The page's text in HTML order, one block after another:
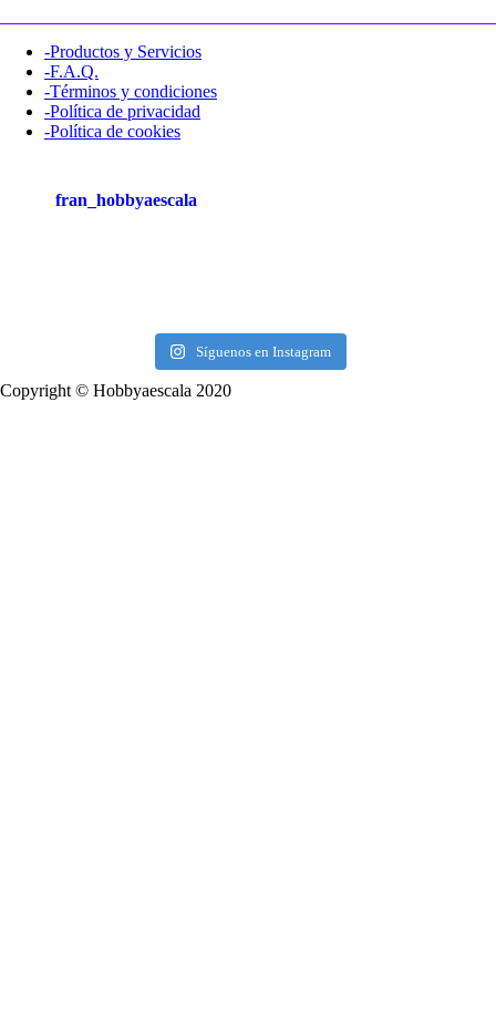
-Productos y Servicios
-F.A.Q.
-Términos y condiciones
-Política de privacidad
-Política de cookies
fran_hobbyaescala
Síguenos en Instagram
Copyright © Hobbyaescala 2020